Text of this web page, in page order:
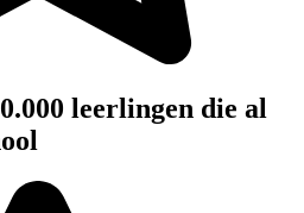
leerlingen die al